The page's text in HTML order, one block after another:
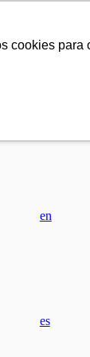
cookies para
en
es